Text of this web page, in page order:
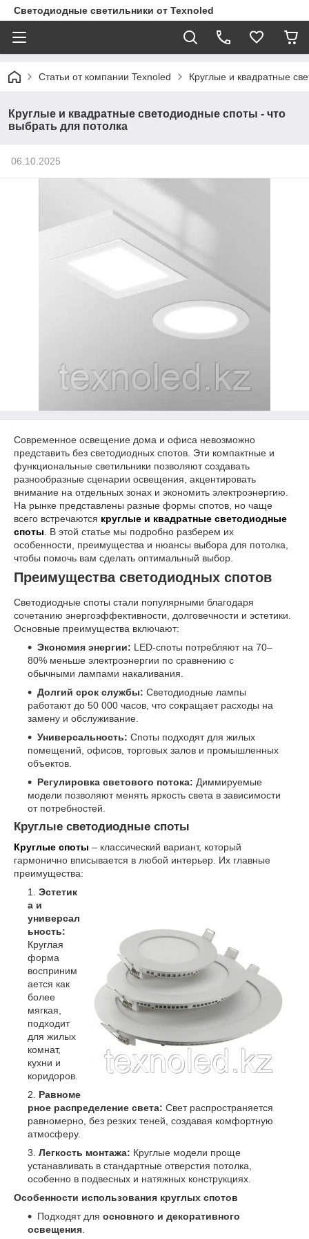
Светодиодные светильники от Texnoled
Статьи от компании Texnoled Круглые и квадратные
Круглые и квадратные светодиодные споты - что
выбрать для потолка
06.10.2025
Современное освещение дома и офиса невозможно
представить без светодиодных спотов. Эти компактные и
функциональные светильники позволяют создавать
разнообразные сценарии освещения, акцентировать
внимание на отдельных зонах и экономить электроэнергию.
На рынке представлены разные формы спотов, но чаще
всего встречаются круглые и квадратные светодиодные
споты . В этой статье мы подробно разберем их
особенности, преимущества и нюансы выбора для потолка,
чтобы помочь вам сделать оптимальный выбор.
Преимущества светодиодных спотов
Светодиодные споты стали популярными благодаря
сочетанию энергоэффективности, долговечности и эстетики.
Основные преимущества включают:
Экономия энергии: LED-споты потребляют на 70–
80% меньше электроэнергии по сравнению с
обычными лампами накаливания.
Долгий срок службы: Светодиодные лампы
работают до 50 000 часов, что сокращает расходы на
замену и обслуживание.
Универсальность: Споты подходят для жилых
помещений, офисов, торговых залов и промышленных
объектов.
Регулировка светового потока: Диммируемые
модели позволяют менять яркость света в зависимости
от потребностей.
Круглые светодиодные споты
Круглые споты – классический вариант, который
гармонично вписывается в любой интерьер. Их главные
преимущества:
Эстетик
а и
универсал
ьность:
Круглая
форма
восприним
ается как
более
мягкая,
подходит
для жилых
комнат,
кухни и
коридоров.
Равноме
рное распределение света: Свет распространяется
равномерно, без резких теней, создавая комфортную
атмосферу.
Легкость монтажа: Круглые модели проще
устанавливать в стандартные отверстия потолка,
особенно в подвесных и натяжных конструкциях.
Особенности использования круглых спотов
Подходят для основного и декоративного
освещения.